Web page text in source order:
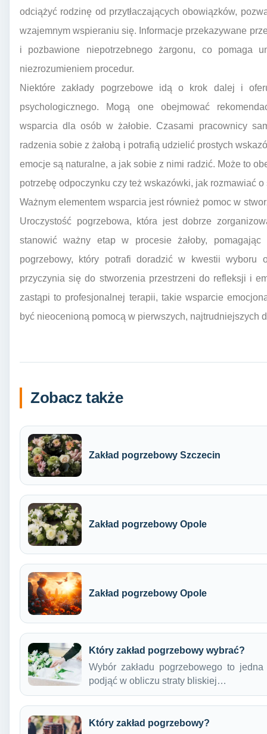
odciążyć rodzinę od przytłaczających obowiązków,
wzajemnym wspieraniu się. Informacje przekazywane
i pozbawione niepotrzebnego żargonu, co pomaga
niezrozumieniem procedur.
Niektóre zakłady pogrzebowe idą o krok dalej i
psychologicznego. Mogą one obejmować
wsparcia dla osób w żałobie. Czasami pracownicy
radzenia sobie z żałobą i potrafią udzielić prostych
emocje są naturalne, a jak sobie z nimi radzić. Może to
potrzebę odpoczynku czy też wskazówki, jak rozmawiać
Ważnym elementem wsparcia jest również pomoc w
Uroczystość pogrzebowa, która jest dobrze
stanowić ważny etap w procesie żałoby, pomagając
pogrzebowy, który potrafi doradzić w kwestii wyboru
przyczynia się do stworzenia przestrzeni do refleksji i
zastąpi to profesjonalnej terapii, takie wsparcie
być nieocenioną pomocą w pierwszych, najtrudniejszych
Zobacz także
Zakład pogrzebowy Szczecin
Zakład pogrzebowy Opole
Zakład pogrzebowy Opole
Który zakład pogrzebowy wybrać?
Wybór zakładu pogrzebowego to
podjąć w obliczu straty bliskiej…
Który zakład pogrzebowy?